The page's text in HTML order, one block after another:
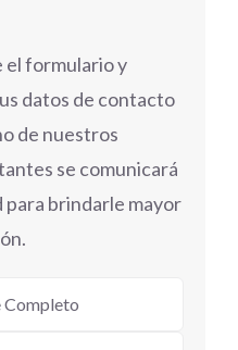
el formulario y
datos de contacto
de nuestros
se comunicará
para brindarle mayor